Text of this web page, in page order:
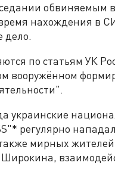
обвиняемым
нахождения в
дело.
по статьям УК
вооружённом
украинские
регулярно
мирных